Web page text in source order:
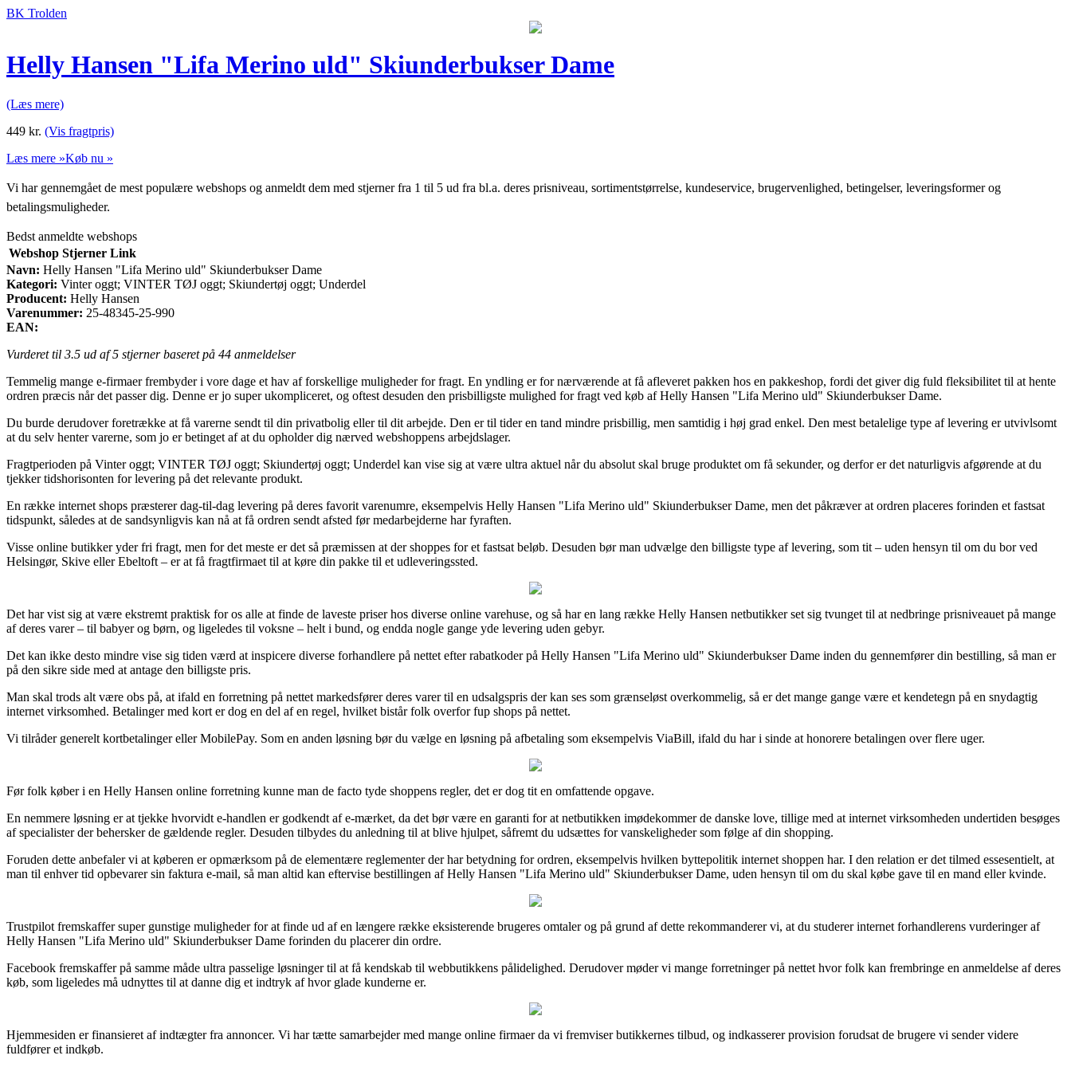
BK Trolden
Helly Hansen "Lifa Merino uld" Skiunderbukser Dame
(Læs mere)
449 kr. (Vis fragtpris)
Læs mere »Køb nu »
Vi har gennemgået de mest populære webshops og anmeldt dem med stjerner fra 1 til 5 ud fra bl.a. deres prisniveau, sortimentstørrelse, kundeservice, brugervenlighed, betingelser, leveringsformer og
betalingsmuligheder.
Bedst anmeldte webshops
Webshop Stjerner Link
Navn: Helly Hansen "Lifa Merino uld" Skiunderbukser Dame
Kategori: Vinter oggt; VINTER TØJ oggt; Skiundertøj oggt; Underdel
Producent: Helly Hansen
Varenummer: 25-48345-25-990
EAN:
Vurderet til 3.5 ud af 5 stjerner baseret på 44 anmeldelser
Temmelig mange e-firmaer frembyder i vore dage et hav af forskellige muligheder for fragt. En yndling er for nærværende at få afleveret pakken hos en pakkeshop, fordi det giver dig fuld fleksibilitet til at hente
ordren præcis når det passer dig. Denne er jo super ukompliceret, og oftest desuden den prisbilligste mulighed for fragt ved køb af Helly Hansen "Lifa Merino uld" Skiunderbukser Dame.
Du burde derudover foretrække at få varerne sendt til din privatbolig eller til dit arbejde. Den er til tider en tand mindre prisbillig, men samtidig i høj grad enkel. Den mest betalelige type af levering er utvivlsomt
at du selv henter varerne, som jo er betinget af at du opholder dig nærved webshoppens arbejdslager.
Fragtperioden på Vinter oggt; VINTER TØJ oggt; Skiundertøj oggt; Underdel kan vise sig at være ultra aktuel når du absolut skal bruge produktet om få sekunder, og derfor er det naturligvis afgørende at du
tjekker tidshorisonten for levering på det relevante produkt.
En række internet shops præsterer dag-til-dag levering på deres favorit varenumre, eksempelvis Helly Hansen "Lifa Merino uld" Skiunderbukser Dame, men det påkræver at ordren placeres forinden et fastsat
tidspunkt, således at de sandsynligvis kan nå at få ordren sendt afsted før medarbejderne har fyraften.
Visse online butikker yder fri fragt, men for det meste er det så præmissen at der shoppes for et fastsat beløb. Desuden bør man udvælge den billigste type af levering, som tit – uden hensyn til om du bor ved
Helsingør, Skive eller Ebeltoft – er at få fragtfirmaet til at køre din pakke til et udleveringssted.
Det har vist sig at være ekstremt praktisk for os alle at finde de laveste priser hos diverse online varehuse, og så har en lang række Helly Hansen netbutikker set sig tvunget til at nedbringe prisniveauet på mange
af deres varer – til babyer og børn, og ligeledes til voksne – helt i bund, og endda nogle gange yde levering uden gebyr.
Det kan ikke desto mindre vise sig tiden værd at inspicere diverse forhandlere på nettet efter rabatkoder på Helly Hansen "Lifa Merino uld" Skiunderbukser Dame inden du gennemfører din bestilling, så man er
på den sikre side med at antage den billigste pris.
Man skal trods alt være obs på, at ifald en forretning på nettet markedsfører deres varer til en udsalgspris der kan ses som grænseløst overkommelig, så er det mange gange være et kendetegn på en snydagtig
internet virksomhed. Betalinger med kort er dog en del af en regel, hvilket bistår folk overfor fup shops på nettet.
Vi tilråder generelt kortbetalinger eller MobilePay. Som en anden løsning bør du vælge en løsning på afbetaling som eksempelvis ViaBill, ifald du har i sinde at honorere betalingen over flere uger.
Før folk køber i en Helly Hansen online forretning kunne man de facto tyde shoppens regler, det er dog tit en omfattende opgave.
En nemmere løsning er at tjekke hvorvidt e-handlen er godkendt af e-mærket, da det bør være en garanti for at netbutikken imødekommer de danske love, tillige med at internet virksomheden undertiden besøges
af specialister der behersker de gældende regler. Desuden tilbydes du anledning til at blive hjulpet, såfremt du udsættes for vanskeligheder som følge af din shopping.
Foruden dette anbefaler vi at køberen er opmærksom på de elementære reglementer der har betydning for ordren, eksempelvis hvilken byttepolitik internet shoppen har. I den relation er det tilmed essesentielt, at
man til enhver tid opbevarer sin faktura e-mail, så man altid kan eftervise bestillingen af Helly Hansen "Lifa Merino uld" Skiunderbukser Dame, uden hensyn til om du skal købe gave til en mand eller kvinde.
Trustpilot fremskaffer super gunstige muligheder for at finde ud af en længere række eksisterende brugeres omtaler og på grund af dette rekommanderer vi, at du studerer internet forhandlerens vurderinger af
Helly Hansen "Lifa Merino uld" Skiunderbukser Dame forinden du placerer din ordre.
Facebook fremskaffer på samme måde ultra passelige løsninger til at få kendskab til webbutikkens pålidelighed. Derudover møder vi mange forretninger på nettet hvor folk kan frembringe en anmeldelse af deres
køb, som ligeledes må udnyttes til at danne dig et indtryk af hvor glade kunderne er.
Hjemmesiden er finansieret af indtægter fra annoncer. Vi har tætte samarbejder med mange online firmaer da vi fremviser butikkernes tilbud, og indkasserer provision forudsat de brugere vi sender videre
fuldfører et indkøb.